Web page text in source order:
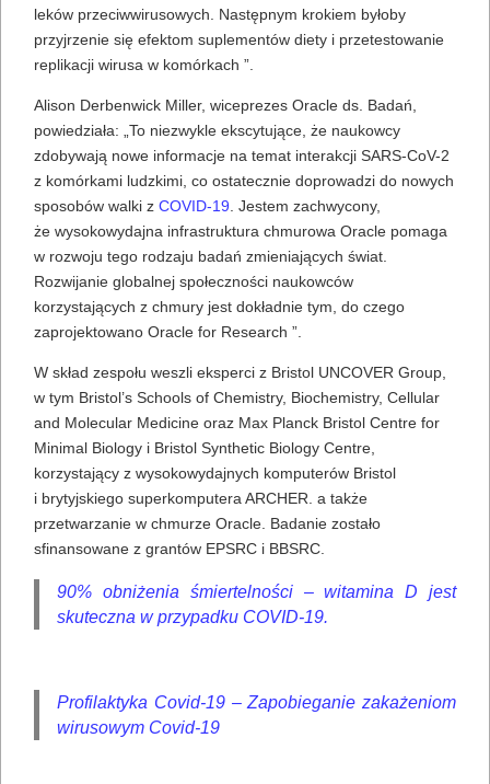
leków przeciwwirusowych. Następnym krokiem byłoby
przyjrzenie się efektom suplementów diety i przetestowanie
replikacji wirusa w komórkach ”.
Alison Derbenwick Miller, wiceprezes Oracle ds. Badań,
powiedziała: „To niezwykle ekscytujące, że naukowcy
zdobywają nowe informacje na temat interakcji SARS-CoV-2
z komórkami ludzkimi, co ostatecznie doprowadzi do nowych
sposobów walki z COVID-19. Jestem zachwycony,
że wysokowydajna infrastruktura chmurowa Oracle pomaga
w rozwoju tego rodzaju badań zmieniających świat.
Rozwijanie globalnej społeczności naukowców
korzystających z chmury jest dokładnie tym, do czego
zaprojektowano Oracle for Research ”.
W skład zespołu weszli eksperci z Bristol UNCOVER Group,
w tym Bristol’s Schools of Chemistry, Biochemistry, Cellular
and Molecular Medicine oraz Max Planck Bristol Centre for
Minimal Biology i Bristol Synthetic Biology Centre,
korzystający z wysokowydajnych komputerów Bristol
i brytyjskiego superkomputera ARCHER. a także
przetwarzanie w chmurze Oracle. Badanie zostało
sfinansowane z grantów EPSRC i BBSRC.
90% obniżenia śmiertelności – witamina D jest
skuteczna w przypadku COVID-19.
Profilaktyka Covid-19 – Zapobieganie zakażeniom
wirusowym Covid-19